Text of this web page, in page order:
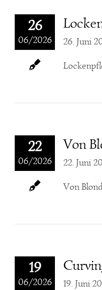
26
06/2026 26. Juni
22
06/2026
Von
22. Juni
Von
19
06/2026 19. Juni